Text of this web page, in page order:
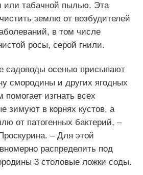
табачной пылью. Эта
землю от возбудителей
в том числе
росы, серой гнили.
садоводы осенью присыпают
смородины и других ягодных
помогает изгнать всех
зимуют в корнях кустов, а
от патогенных бактерий, –
– Для этой
распределить под
3 столовые ложки соды.